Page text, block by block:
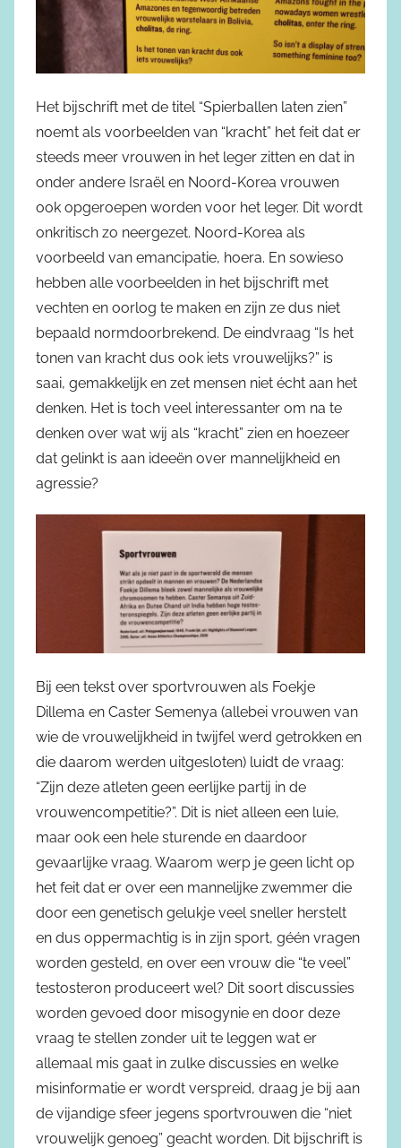
Het bijschrift met de titel “Spierballen laten zien”
noemt als voorbeelden van “kracht” het feit dat er
steeds meer vrouwen in het leger zitten en dat in
onder andere Israël en Noord-Korea vrouwen
ook opgeroepen worden voor het leger. Dit wordt
onkritisch zo neergezet. Noord-Korea als
voorbeeld van emancipatie, hoera. En sowieso
hebben alle voorbeelden in het bijschrift met
vechten en oorlog te maken en zijn ze dus niet
bepaald normdoorbrekend. De eindvraag “Is het
tonen van kracht dus ook iets vrouwelijks?” is
saai, gemakkelijk en zet mensen niet écht aan het
denken. Het is toch veel interessanter om na te
denken over wat wij als “kracht” zien en hoezeer
dat gelinkt is aan ideeën over mannelijkheid en
agressie?
Bij een tekst over sportvrouwen als Foekje
Dillema en Caster Semenya (allebei vrouwen van
wie de vrouwelijkheid in twijfel werd getrokken en
die daarom werden uitgesloten) luidt de vraag:
“Zijn deze atleten geen eerlijke partij in de
vrouwencompetitie?”. Dit is niet alleen een luie,
maar ook een hele sturende en daardoor
gevaarlijke vraag. Waarom werp je geen licht op
het feit dat er over een mannelijke zwemmer die
door een genetisch gelukje veel sneller herstelt
en dus oppermachtig is in zijn sport, géén vragen
worden gesteld, en over een vrouw die “te veel”
testosteron produceert wel? Dit soort discussies
worden gevoed door misogynie en door deze
vraag te stellen zonder uit te leggen wat er
allemaal mis gaat in zulke discussies en welke
misinformatie er wordt verspreid, draag je bij aan
de vijandige sfeer jegens sportvrouwen die “niet
vrouwelijk genoeg” geacht worden. Dit bijschrift is